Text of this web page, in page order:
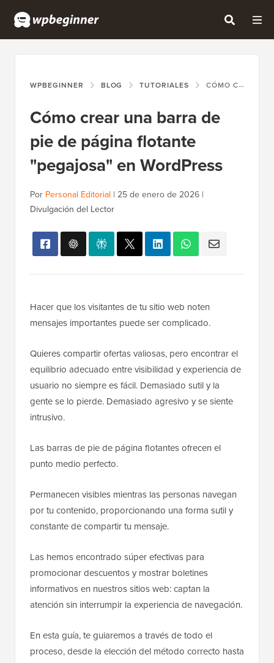
WPBEGINNER BLOG TUTORIALES CÓMO CREAR UNA BARRA DE PIE DE PÁGINA FLOTANTE "PEGAJOSA" EN WORDPRESS
Cómo crear una barra de
pie de página flotante
"pegajosa" en WordPress
Por Personal Editorial | 25 de enero de 2026 |
Divulgación del Lector
Hacer que los visitantes de tu sitio web noten
mensajes importantes puede ser complicado.
Quieres compartir ofertas valiosas, pero encontrar el
equilibrio adecuado entre visibilidad y experiencia de
usuario no siempre es fácil. Demasiado sutil y la
gente se lo pierde. Demasiado agresivo y se siente
intrusivo.
Las barras de pie de página flotantes ofrecen el
punto medio perfecto.
Permanecen visibles mientras las personas navegan
por tu contenido, proporcionando una forma sutil y
constante de compartir tu mensaje.
Las hemos encontrado súper efectivas para
promocionar descuentos y mostrar boletines
informativos en nuestros sitios web: captan la
atención sin interrumpir la experiencia de navegación.
En esta guía, te guiaremos a través de todo el
proceso, desde la elección del método correcto hasta